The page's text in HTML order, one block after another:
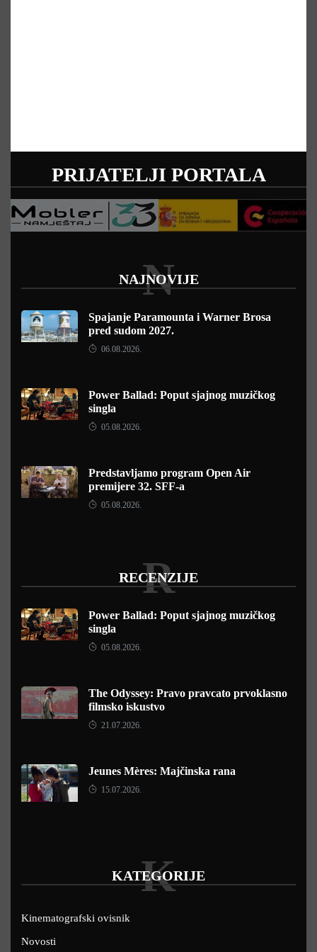
PRIJATELJI PORTALA
NAJNOVIJE
N
Spajanje Paramounta i Warner Brosa
pred sudom 2027.
06.08.2026.
Power Ballad: Poput sjajnog muzičkog
singla
05.08.2026.
Predstavljamo program Open Air
premijere 32. SFF-a
05.08.2026.
RECENZIJE
R
Power Ballad: Poput sjajnog muzičkog
singla
05.08.2026.
The Odyssey: Pravo pravcato prvoklasno
filmsko iskustvo
21.07.2026.
Jeunes Mères: Majčinska rana
15.07.2026.
KATEGORIJE
K
Kinematografski ovisnik
Novosti